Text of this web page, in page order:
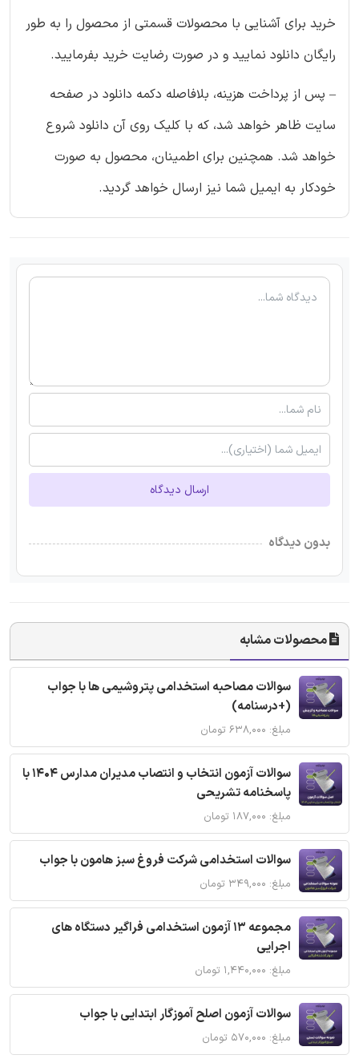
خرید برای آشنایی با محصولات قسمتی از محصول را به طور
رایگان دانلود نمایید و در صورت رضایت خرید بفرمایید.
– پس از پرداخت هزینه، بلافاصله دکمه دانلود در صفحه
سایت ظاهر خواهد شد، که با کلیک روی آن دانلود شروع
خواهد شد. همچنین برای اطمینان، محصول به صورت
خودکار به ایمیل شما نیز ارسال خواهد گردید.
ارسال دیدگاه
بدون دیدگاه
محصولات مشابه
سوالات مصاحبه استخدامی پتروشیمی ها با جواب
(+درسنامه)
مبلغ: ۶۳۸,۰۰۰ تومان
سوالات آزمون انتخاب و انتصاب مدیران مدارس 1404 با
پاسخنامه تشریحی
مبلغ: ۱۸۷,۰۰۰ تومان
سوالات استخدامی شرکت فروغ سبز هامون با جواب
مبلغ: ۳۴۹,۰۰۰ تومان
مجموعه 13 آزمون استخدامی فراگیر دستگاه های
اجرایی
مبلغ: ۱,۴۴۰,۰۰۰ تومان
سوالات آزمون اصلح آموزگار ابتدایی با جواب
مبلغ: ۵۷۰,۰۰۰ تومان